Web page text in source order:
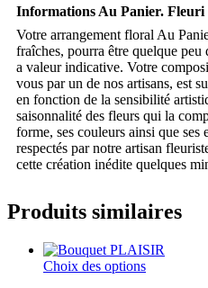
Informations Au Panier. Fleuri
Votre arrangement floral Au
fraîches, pourra être quelque
a valeur indicative. Votre
vous par un de nos artisans, est
en fonction de la sensibilité
saisonnalité des fleurs qui la
forme, ses couleurs ainsi que ses
respectés par notre artisan
cette création inédite quelques
Produits similaires
Choix des optionsCe